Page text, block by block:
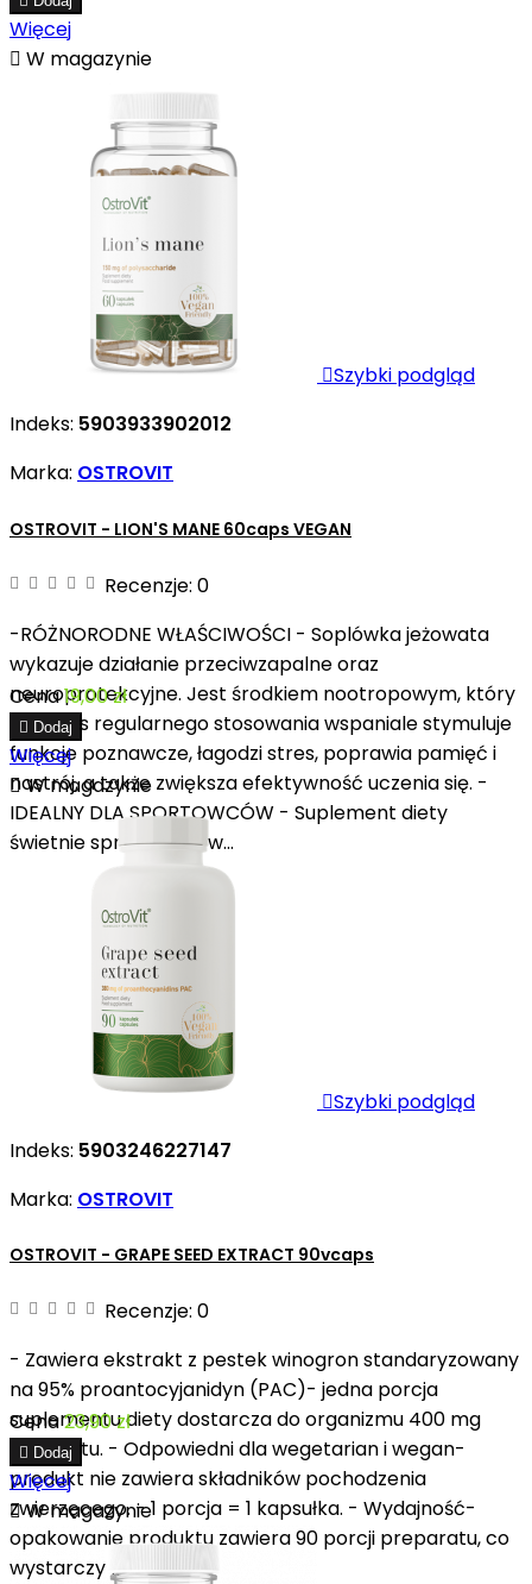
Więcej
 W magazynie
Szybki podgląd
Indeks: 5903933902012
Marka: OSTROVIT
OSTROVIT - LION'S MANE 60caps VEGAN
Recenzje: 0
-RÓŻNORODNE WŁAŚCIWOŚCI - Soplówka jeżowata
wykazuje działanie przeciwzapalne oraz
neuroprotekcyjne. Jest środkiem nootropowym, który
podczas regularnego stosowania wspaniale stymuluje
funkcje poznawcze, łagodzi stres, poprawia pamięć i
nastrój, a także zwiększa efektywność uczenia się. -
IDEALNY DLA SPORTOWCÓW - Suplement diety
świetnie sprawdzi się w...
Cena19,00 zł
 Dodaj
Więcej
W magazynie
Szybki podgląd
Indeks: 5903246227147
Marka: OSTROVIT
OSTROVIT - GRAPE SEED EXTRACT 90vcaps
Recenzje: 0
- Zawiera ekstrakt z pestek winogron standaryzowany
na 95% proantocyjanidyn (PAC)- jedna porcja
suplementu diety dostarcza do organizmu 400 mg
ekstraktu. - Odpowiedni dla wegetarian i wegan-
produkt nie zawiera składników pochodzenia
zwierzęcego. - 1 porcja = 1 kapsułka. - Wydajność-
opakowanie produktu zawiera 90 porcji preparatu, co
wystarczy na trzy...
Cena23,90 zł
 Dodaj
Więcej
W magazynie